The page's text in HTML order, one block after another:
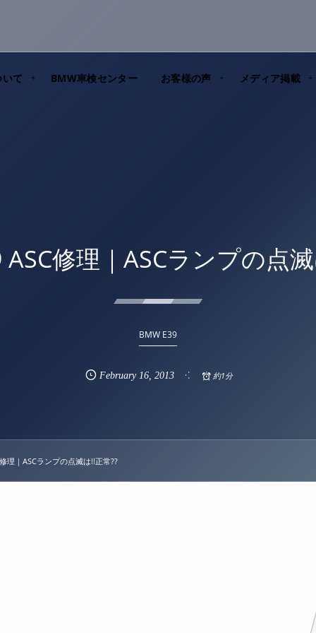
て BMW車検センター お客様の声 メディア掲載
修理｜ASCランプの点
BMW E39
February 16,2013 約1分
理｜ASCランプの点滅は!!正常??